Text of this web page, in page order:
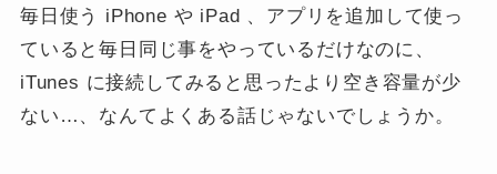
毎日使う iPhone や iPad 、アプリを追加して使っ
ていると毎日同じ事をやっているだけなのに、
iTunes に接続してみると思ったより空き容量が少
ない…、なんてよくある話じゃないでしょうか。